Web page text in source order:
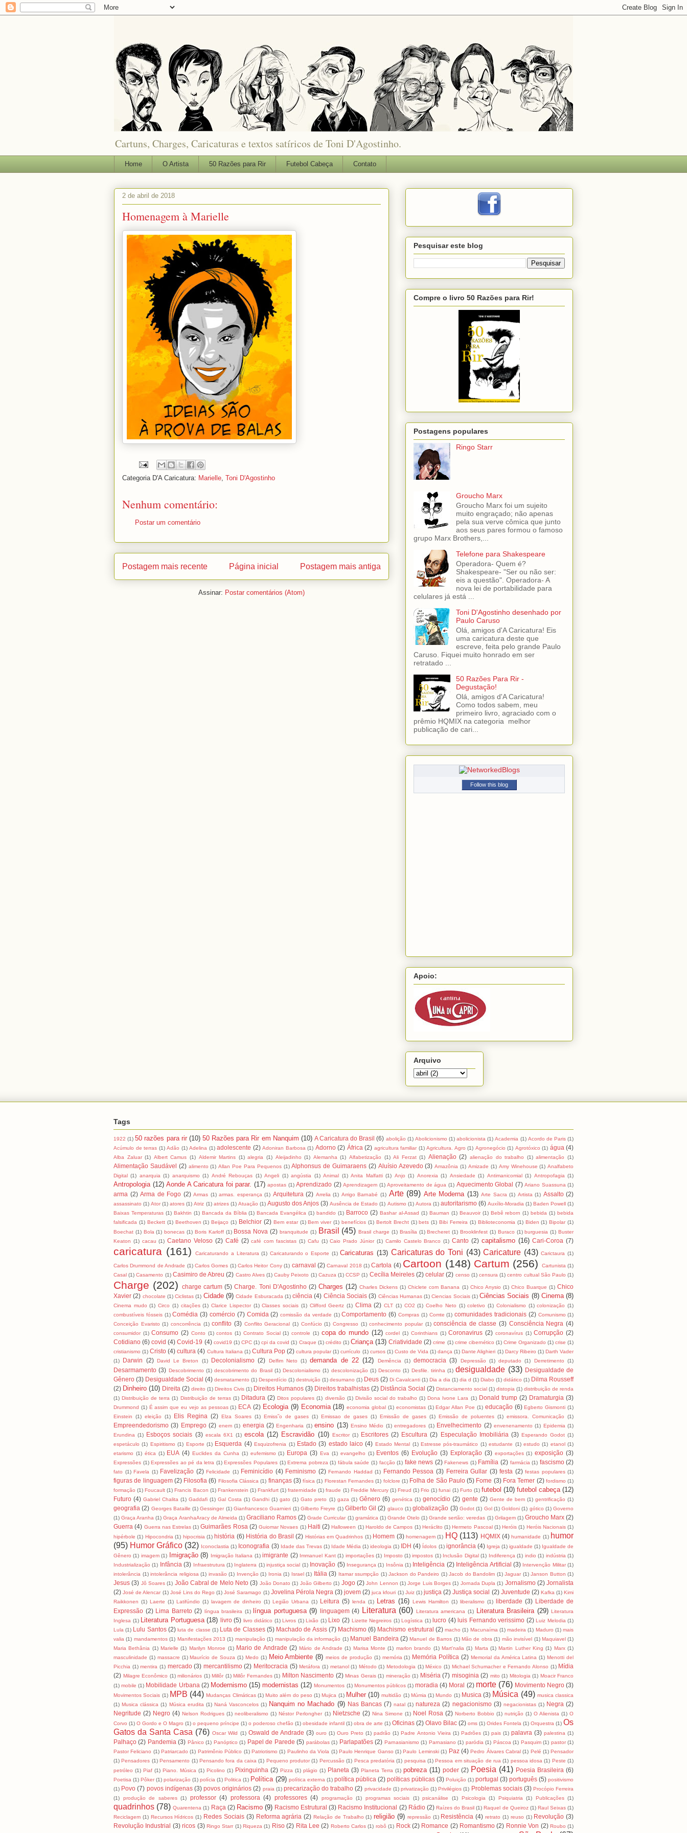
Cartuns, Charges, Caricaturas e textos satíricos de Toni D'Agostinho.
Home O Artista 50 Razões para Rir Futebol Cabeça Contato
2 de abril de 2018
Homenagem à Marielle
Categoria D'A Caricatura: Marielle Toni D'Agostinho
Nenhum comentário:
Postar um comentário
Postagem mais recente Postagem mais antiga
Página inicial
Assinar: Postar comentários (Atom)
Pesquisar este blog
Compre o livro 50 Razões para Rir!
Postagens populares
Ringo Starr
Groucho Marx
Groucho Marx foi um sujeito
muito engraçado; não apenas
pela sua verve cômica que junto
aos seus pares formou o famoso
grupo Marx Brothers,...
Telefone para Shakespeare
Operadora- Quem é?
Shakespeare- "Ser ou não ser:
eis a questão". Operadora- A
nova lei de portabilidade para
celulares já está ...
Toni D'Agostinho desenhado por
Paulo Caruso
Olá, amigos d'A Caricatura! Eis
uma caricatura deste que
escreve, feita pelo grande Paulo
Caruso. Fiquei muito honrado em ser
retratado ...
50 Razões Para Rir -
Degustação!
Olá, amigos d'A Caricatura!
Como todos sabem, meu
primeiro livro, agraciado com o
prêmio HQMIX na categoria melhor
publicação de cari...
Follow this blog
Apoio:
Arquivo
Tags
1922 (1) 50 razões para rir (10) 50 Razões para Rir em Nanquim (10) A Caricatura do Brasil (6) abolição (1) Abolicionismo (1) abolicionista (1) Academia (1) Acordo de Paris (1)
Acúmulo de terras (1) Adão (1) Adelina (1) adolescente (2) Adoniran Barbosa (1) Adorno (2) África (2) agricultura familiar (1) Agricultura. Agro (1) Agronegócio (1) Agrotóxico (1) água (4)
Alba Zaluar (1) Albert Camus (1) Aldemir Martins (1) alegria (1) Aleijadinho (1) Alemanha (1) Alfabetização (1) Ali Ferzat (1) Alienação (2) alienação do trabalho (1) alimentação (1)
Alimentação Saudável (2) alimento (1) Allan Poe Para Pequenos (1) Alphonsus de Guimaraens (2) Aluísio Azevedo (3) Amazônia (1) Amizade (1) Amy Winehouse (1) Analfabeto
Digital (1) anarquia (1) anarquismo (1) André Rebouças (1) Angeli (1) angústia (1) Animal (1) Anita Malfatti (1) Anjo (1) Anorexia (1) Ansiedade (1) Antimanicomial (1) Antropofagia (1)
Antropologia (12) Aonde A Caricatura foi parar. (17) apostas (1) Aprendizado (2) Aprendizagem (1) Aproveitamento de água (1) Aquecimento Global (7) Ariano Suassuna (1)
arma (2) Arma de Fogo (2) Armas (1) armas. esperança (1) Arquitetura (2) Arrelia (1) Arrigo Barnabé (1) Arte (89) Arte Moderna (13) Arte Sacra (1) Artista (1) Assalto (2)
assassinato (1) Ator (1) atores (1) Atriz (1) atrizes (1) Atuação (1) Augusto dos Anjos (3) Ausência de Estado (1) Autismo (1) Autora (1) autoritarismo (6) Auxílio-Moradia (1) Baden Powell (1)
Baixas Temperaturas (1) Bakhtin (1) Bancada da Bíblia (1) Bancada Evangélica (1) bandido (1) Barroco (2) Bashar al-Assad (1) Bauman (1) Beauvoir (1) Bebê reborn (1) bebida (1) bebida
falsificada (1) Beckett (1) Beethoven (1) Beijaço (1) Belchior (2) Bem estar (1) Bem viver (1) benefícios (1) Bertolt Brecht (1) bets (1) Bibi Ferreira (1) Biblioteconomia (1) Biden (1) Bipolar (1)
Boechat (1) Bola (1) bonecas (1) Boris Karloff (1) Bossa Nova (2) branquitude (1) Brasil (45) Brasil charge (1) Brasília (1) Brecheret (1) Brooklinfest (1) Buraco (1) burguesia (1) Buster
Keaton (1) cacau (1) Caetano Veloso (2) Café (2) café com fascistas (1) Cafu (1) Caio Prado Júnior (1) Camilo Castelo Branco (1) Canto (2) capitalismo (16) Cari-Coroa (7)
caricatura (161) Caricaturando a Literatura (1) Caricaturando o Esporte (1) Caricaturas (13) Caricaturas do Toni (43) Caricature (43) Carictaura (1)
Carlos Drummond de Andrade (1) Carlos Gomes (1) Carlos Heitor Cony (1) carnaval (2) Carnaval 2018 (1) Cartola (4) Cartoon (148) Cartum (256) Cartunista (1)
Casal (1) Casamento (1) Casimiro de Abreu (2) Castro Alves (1) Cauby Peixoto (1) Cazuza (1) CCSP (1) Cecília Meireles (2) celular (2) censo (1) censura (1) centro cultual São Paulo (1)
Charge (202) charge cartum (5) Charge. Toni D'Agostinho (2) Charges (12) Charles Dickens (1) Chiclete com Banana (1) Chico Anysio (1) Chico Buarque (1) Chico
Xavier (2) chocolate (1) Ciclistas (1) Cidade (9) Cidade Esburacada (1) ciência (4) Ciência Sociais (3) Ciências Humanas (1) Ciencias Sociais (1) Ciências Sociais (8) Cinema (8)
Cinema mudo (1) Circo (1) citações (1) Clarice Lispector (1) Classes sociais (1) Clifford Geertz (1) Clima (2) CLT (1) CO2 (1) Coelho Neto (1) coletivo (1) Colonialismo (1) colonização (1)
combustíveis fósseis (1) Comédia (3) comércio (7) Comida (2) comissão da verdade (1) Comportamento (6) Compras (1) Comte (1) comunidades tradicionais (2) Comunismo (1)
Conceição Evaristo (1) concorrência (1) conflito (3) Conflito Geracional (1) Confúcio (1) Congresso (1) conhecimento popular (1) consciência de classe (3) Consciência Negra (4)
consumidor (1) Consumo (2) Conto (1) contos (1) Contrato Social (1) controle (1) copa do mundo (12) cordel (1) Corinthians (1) Coronavirus (2) coronavírus (1) Corrupção (2)
Cotidiano (6) covid (4) Covid-19 (4) covid19 (1) CPC (1) cpi da covid (1) Craque (1) crédito (1) Criança (13) Criatividade (2) crime (1) crime cibernético (1) Crime Organizado (1) crise (1)
cristianismo (1) Cristo (4) cultura (4) Cultura Italiana (1) Cultura Pop (2) cultura popular (1) currículo (1) cursos (1) Custo de Vida (1) dança (1) Dante Alighieri (1) Darcy Ribeiro (1) Darth Vader
(1)
Darwin (2) David Le Breton (1) Decolonialismo (2) Delfim Neto (1) demanda de 22 (12) Demência (1) democracia (3) Depressão (1) deputado (1) Derretimento (1)
Desarmamento (3) Descobrimento (1) descobrimento do Brasil (1) Descolonialismo (1) descolonização (1) Desconto (1) Desfile. tirinha (1) desigualdade (33) Desigualdade de
Gênero (3) Desigualdade Social (4) desmatamento (1) Desperdício (1) destruição (1) desumano (1) Deus (2) Di Cavalcanti (1) Dia a dia (1) dia d (1) Diabo (1) didático (1) Dilma Rousseff
(2) Dinheiro (10) Direita (2) direito (1) Direitos Civis (1) Direitos Humanos (3) Direitos trabalhistas (2) Distância Social (2) Distanciamento social (1) distopia (1) distribuição de renda
(1) Distribuição de terra (1) Distribuição de terras (1) Ditadura (2) Ditos populares (1) diversão (1) Divisão social do trabalho (1) Dona Ivone Lara (1) Donald trump (2) Dramaturgia (3)
Drummond (1) É assim que eu vejo as pessoas (1) ECA (2) Ecologia (9) Economia (18) economia global (1) economistas (1) Edgar Allan Poe (1) educação (6) Egberto Gismonti (1)
Einstein
(1) eleição (1) Elis Regina (2) Elza Soares (1) Emiss˜o de gases (1) Emissao de gases (1) Emissão de gases (1) Emissão de poluentes (1) emissora. Comunicação (1)
Empreendedorismo (3) Emprego (2) enem (1) energia (2) Engenharia (1) ensino (13) Ensino Médio (1) entregadores (1) Envelhecimento (2) envenenamento (1) Epidemia (1)
Erundina (1) Esboços sociais (3) escala 6X1 (1) escola (12) Escravidão (10) Escritor (1) Escritores (2) Escultura (2) Especulação Imobiliária (3) Esperando Godot (1)
espetáculo (1) Espiritismo (1) Esporte (1) Esquerda (4) Esquizofrenia (1) Estado (3) estado laico (4) Estado Mental (1) Estresse pós-traumático (1) estudante (1) estudo (1) etanol (1)
etarismo (1) ética (1) EUA (4) Euclides da Cunha (1) eufemismo (1) Europa (3) Eva (1) evangelho (1) Eventos (6) Evolução (3) Exploração (3) exportações (1) exposição (3)
Expressões (1) Expressões ao pé da letra (1) Expressões Populares (1) Extrema pobreza (1) fábula saúde (1) facção (1) fake news (2) Fakenews (1) Família (2) farmácia (1) fascismo (2)
fato (1) Favela (1) Favelização (2) Felicidade (1) Feminicídio (4) Feminismo (2) Fernando Haddad (1) Fernando Pessoa (3) Ferreira Gullar (3) festa (2) festas populares (1)
figuras de linguagem (2) Filosofia (6) Filosofia Clássica (1) finanças (3) física (1) Florestan Fernandes (1) folclore (1) Folha de São Paulo (5) Fome (3) Fora Temer (2) fordismo (1)
formação (1) Foucault (1) Francis Bacon (1) Frankenstein (1) Frankfurt (1) fraternidade (1) fraude (1) Freddie Mercury (1) Freud (1) Frio (1) funai (1) Furto (1) futebol (10) futebol cabeça (12)
Futuro (4) Gabriel Chalita (1) Gaddafi (1) Gal Costa (1) Gandhi (1) gato (1) Gato preto (1) gaza (1) Gênero (6) genética (1) genocídio (2) gente (2) Gente de bem (1) gentrificação (1)
geografia (2) Georges Bataille (1) Gessinger (1) Gianfrancesco Guarnieri (1) Gilberto Freyre (1) Gilberto Gil (2) glauco (1) globalização (3) Godot (1) Gol (1) Goldoni (1) gótico (1) Governo
(1) Graça Aranha (1) Graça AranhaAracy de Almeida (1) Graciliano Ramos (2) Grade Curricular (1) gramática (1) Grande Otelo (1) Grande sertão: veredas (1) Grilagem (1) Groucho Marx (2)
Guerra (4) Guerra nas Estrelas (1) Guimarães Rosa (2) Guiomar Novaes (1) Haiti (2) Halloween (1) Haroldo de Campos (1) Heráclito (1) Hermeto Pascoal (1) Heróis (1) Heróis Nacionais (1)
hipérbole (1) Hipocondria (1) hipocrisia (1) história (6) História do Brasil (2) Histórias em Quadrinhos (1) Homem (3) homenagem (1) HQ (113) HQMIX (4) humanidade (1) humor
(95) Humor Gráfico (32) Iconoclastia (1) Iconografia (3) Idade das Trevas (1) Idade Média (1) ideologia (1) IDH (4) Ídolos (1) ignorância (4) Igreja (1) igualdade (1) Igualdade de
Gênero (1) imagem (1) Imigração (8) Imigração Italiana (1) imigrante (2) Immanuel Kant (1) importações (1) Imposto (1) impostos (1) Inclusão Digital (1) Indiferença (1) indio (1) indústria (1)
Industrialização (1) Infância (3) Infraestrutura (1) Inglaterra (1) injustiça social (1) Inovação (5) Insegurança (1) Insônia (1) Inteligência (2) Inteligência Artificial (3) Intervenção Militar (1)
intolerância (1) intolerância religiosa (1) invasão (1) Invenção (1) Ironia (1) Israel (1) Itália (3) Itamar ssumpção (1) Jackson do Pandeiro (1) Jacob do Bandolim (1) Jaguar (1) Janson Button (1)
Jesus (3) Jô Soares (1) João Cabral de Melo Neto (3) João Donato (1) João Gilberto (1) Jogo (2) John Lennon (1) Jorge Luis Borges (1) Jornada Dupla (1) Jornalismo (2) Jornalista
(2) José de Alencar (1) José Lins do Rego (1) José Saramago (1) Jovelina Pérola Negra (3) jovem (2) juca kfouri (1) Juiz (1) justiça (2) Justiça social (2) Juventude (2) Kafka (1) Kimi
Raikkonen (1) Laerte (1) Latifúndio (1) lavagem de dinheiro (1) Legião Urbana (1) Leitura (5) lenda (1) Letras (16) Lewis Hamilton (1) liberalismo (1) liberdade (3) Liberdade de
Expressão (2) Lima Barreto (2) língua brasileira (1) língua portuguesa (9) linguagem (4) Literatura (60) Literatura americana (1) Literatura Brasileira (29) Literatura
Inglesa (1) Literatura Portuguesa (18) livro (5) livro didático (1) Livros (1) Lixão (1) Lixo (2) Lizette Negreiros (1) Logística (1) lucro (4) luis Fernando verissimo (2) Luiz Melodia (1)
Lula (1) Lulu Santos (2) luta de classe (1) Luta de Classes (5) Machado de Assis (7) Machismo (6) Machismo estrutural (2) macho (1) Macunaíma (1) madeira (1) Maduro (1) mais
valia (1) mandamentos (1) Manifestações 2013 (1) manipulação (1) manipulação da informação (1) Manuel Bandeira (2) Manuel de Barros (1) Mão de obra (1) mão invisível (1) Maquiavel (1)
Maria Bethânia (1) Marielle (1) Marilyn Monroe (1) Mario de Andrade (2) Mário de Andrade (1) Marisa Monte (1) marlon brando (1) Mart'nalia (1) Marta (1) Martin Luther King (1) Marx (1)
masculinidade (1) massacre (1) Maurício de Souza (1) Medo (1) Meio Ambiente (8) meios de produção (1) memória (1) Memória Política (2) Memorial da América Latina (1) Menotti del
Picchia (1) mentira (1) mercado (3) mercantilismo (2) Meritocracia (5) Metáfora (1) metanol (1) Método (1) Metodologia (1) México (1) Michael Schumacher e Fernando Alonso (1) Mídia
(2) Milagre Econômico (1) milionários (1) Millôr (1) Millôr Fernandes (1) Milton Nascimento (2) Minas Gerais (1) mineração (1) Miséria (7) misoginia (2) mito (1) Mitologia (1) Moacir Franco
(1) mobile (1) Mobilidade Urbana (2) Modernismo (15) modernistas (12) Monumentos (1) Monumentos públicos (1) moradia (4) Moral (2) morte (76) Movimento Negro (3)
Movimentos Sociais (1) MPB (44) Mudanças Climáticas (1) Muito além do peso (1) Mujica (1) Mulher (10) multidão (1) Múmia (1) Mundo (1) Musica (3) Música (49) musica classica
(1) Musica clássica (1) Música erudita (1) Naná Vasconcelos (1) Nanquim no Machado (9) Nas Bancas (7) natal (1) natureza (2) negacionismo (3) negacionistas (1) Negra (2)
Negritude (2) Negro (4) Nelson Rodrigues (1) neoliberalismo (1) Néstor Perlongher (1) Nietzsche (2) Nina Simone (1) Noel Rosa (2) Norberto Bobbio (1) nutrição (1) O Alienista (1) O
Corvo (1) O Gordo e O Magro (1) o pequeno príncipe (1) o poderoso chefão (1) obesidade infantil (1) obra de arte (1) Oficinas (2) Olavo Bilac (2) oms (1) Orides Fontela (1) Orquestra (1) Os
Gatos da Santa Casa (76) Oscar Wild (1) Oswald de Andrade (3) ouro (1) Ouro Preto (1) padrão (1) Padre Antonio Vieira (1) Padrões (1) pais (1) palavra (3) palestina (1)
Palhaço (2) Pandemia (3) Pânico (1) Panóptico (1) Papel de Parede (5) parábolas (1) Parlapatões (2) Parnasianismo (1) Parnasiano (1) paródia (1) Páscoa (1) Pasquim (1) pastor (1)
Pastor Feliciano (1) Patriarcado (1) Patrimônio Público (1) Patriotismo (1) Paulinho da Viola (1) Paulo Henrique Ganso (1) Paulo Leminski (1) Paz (4) Pedro Álvares Cabral (1) Pelé (1) Pensador
(1) Pensadores (1) Pensamento (1) Pensando fora da caixa (1) Pequeno produtor (1) Percussão (1) Pesca predatória (1) pesquisa (1) Pessoa em situação de rua (1) pessoa idosa (1) Peste (1)
petróleo (1) Piaf (1) Piano. Música (1) Picolino (1) Pixinguinha (2) Pizza (1) plágio (1) Planeta (3) Planeta Terra (1) pobreza (11) poder (2) Poesia (41) Poesia Brasileira (6)
Poetisa (1) Pôker (1) polarização (1) polícia (1) Politica (1) Política (29) política externa (1) política pública (2) políticas públicas (3) Poluição (1) portugal (3) português (5) positivismo
(1) Povo (7) povos indígenas (3) povos originários (2) praia (1) precarização do trabalho (2) privacidade (1) privatização (1) Privilégios (1) Problemas sociais (3) Procópio Ferreira
(1)
produção de saberes (1) professor (4) professora (4) professores (4) programação (1) programas sociais (1) psicanálise (1) Psicologia (1) Psiquiatria (1) Publicações (1)
quadrinhos (78) Quarentena (1) Raça (2) Racismo (9) Racismo Estrutural (3) Racismo Institucional (2) Rádio (2) Raízes do Brasil (1) Raquel de Queiroz (1) Raul Seixas (1)
Reciclagem (1) Recursos Hídricos (1) Redes Sociais (3) Reforma agrária (2) Relação de Trabalho (1) religião (9) repressão (1) Resistência (4) retrato (1) reuso (1) Revolução (3)
Revolução Industrial (3) ricos (3) Ringo Starr (1) Riqueza (1) Riso (2) Rita Lee (2) Roberto Carlos (1) robô (1) Rock (2) Romance (2) Romantismo (2) Ronnie Von (2) Roubo (1)